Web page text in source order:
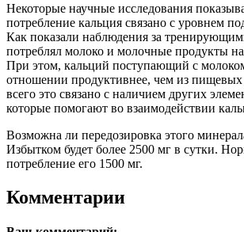
Некоторые научные исследования
потребление кальция связано с уровнем
Как показали наблюдения за
потреблял молоко и молочные продукты
При этом, кальций поступающий с
отношении продуктивнее, чем из пищевых
всего это связано с наличием других
которые помогают во взаимодействии
Возможна ли передозировка этого
Избытком будет более 2500 мг в сутки.
потребление его 1500 мг.
Комментарии